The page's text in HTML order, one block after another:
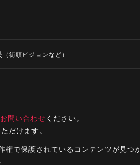
（街頭ビジョンなど）
お問い合わせ ください。
だけます。
で保護されているコンテンツが見